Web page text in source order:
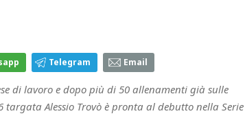
Telegram Email
di lavoro e dopo più di 50 allenamenti già sulle
Alessio Trovò è pronta al debutto nella Serie